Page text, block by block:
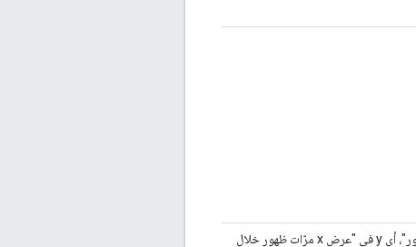
مبلغ عدد صحيح موجب لمدة الفترة الزمنية من النوع "فترة تكرار الظهور"، أي y في "عرض x مرّات ظهور خلال